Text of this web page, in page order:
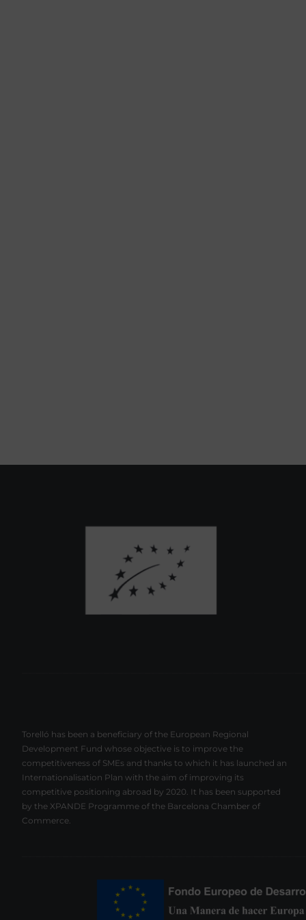
Torelló has been a beneficiary of the European Regional
Development Fund whose objective is to improve the
competitiveness of SMEs and thanks to which it has launched an
Internationalisation Plan with the aim of improving its
competitive positioning abroad by 2020. It has been supported
by the XPANDE Programme of the Barcelona Chamber of
Commerce.